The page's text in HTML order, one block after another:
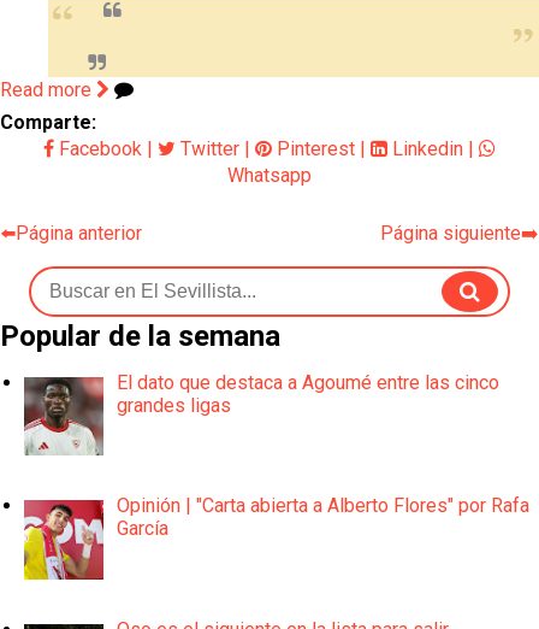
Read more
Comparte:
Facebook
Twitter Pinterest Linkedin
Whatsapp
⬅️Página anterior Página siguiente➡️
Popular de la semana
El dato que destaca a Agoumé entre las cinco
grandes ligas
Opinión | "Carta abierta a Alberto Flores" por Rafa
García